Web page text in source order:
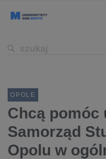
OPOLE
Chcą pomóc
Samorząd
Opolu w